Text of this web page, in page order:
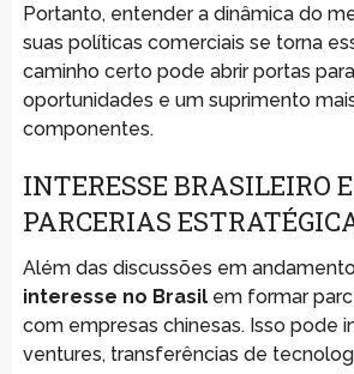
Portanto, entender a dinâmica do
suas políticas comerciais se torna
caminho certo pode abrir portas
oportunidades e um suprimento
componentes.
INTERESSE BRASILEIRO
PARCERIAS
Além das discussões em
interesse no Brasilem formar
com empresas chinesas. Isso pode
ventures, transferências de